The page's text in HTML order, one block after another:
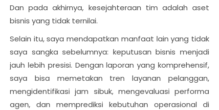
Dan pada akhirnya, kesejahteraan tim adalah aset
bisnis yang tidak ternilai.
Selain itu, saya mendapatkan manfaat lain yang tidak
saya sangka sebelumnya: keputusan bisnis menjadi
jauh lebih presisi. Dengan laporan yang komprehensif,
saya bisa memetakan tren layanan pelanggan,
mengidentifikasi jam sibuk, mengevaluasi performa
agen, dan memprediksi kebutuhan operasional di